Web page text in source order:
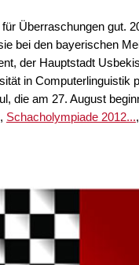
Überraschungen gut.
bei den bayerischen
der Hauptstadt
in
die am 27. August
, Schacholympiade 2012...,